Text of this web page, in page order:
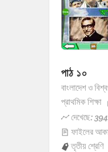
পাঠ ১০
বাংলাদেশ ও
প্রাথমিক শিক্ষা
দেখেছে:
ফাইলের
তৃতীয় শ্রেণি